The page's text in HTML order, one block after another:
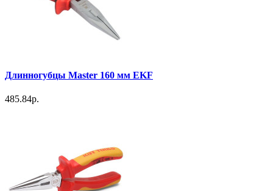
Длинногубцы Master 160 мм EKF
485.84р.